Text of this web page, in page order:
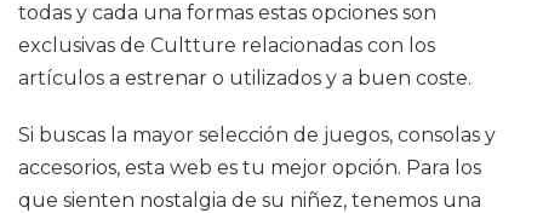
todas y cada una formas estas opciones son
exclusivas de Cultture relacionadas con los
artículos a estrenar o utilizados y a buen coste.
Si buscas la mayor selección de juegos, consolas y
accesorios, esta web es tu mejor opción. Para los
que sienten nostalgia de su niñez, tenemos una